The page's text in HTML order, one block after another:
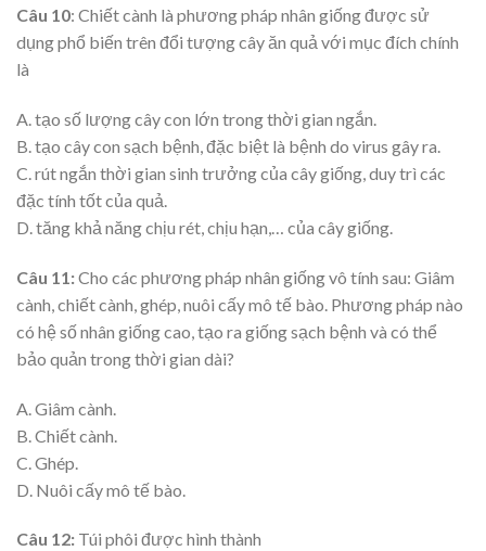
Câu 10: Chiết cành là phương pháp nhân giống được sử
dụng phổ biến trên đổi tượng cây ăn quả với mục đích chính
là
A. tạo số lượng cây con lớn trong thời gian ngắn.
B. tạo cây con sạch bệnh, đặc biệt là bệnh do virus gây ra.
C. rút ngắn thời gian sinh trưởng của cây giống, duy trì các
đặc tính tốt của quả.
D. tăng khả năng chịu rét, chịu hạn,… của cây giống.
Câu 11:Cho các phương pháp nhân giống vô tính sau: Giâm
cành, chiết cành, ghép, nuôi cấy mô tế bào. Phương pháp nào
có hệ số nhân giống cao, tạo ra giống sạch bệnh và có thể
bảo quản trong thời gian dài?
A. Giâm cành.
B. Chiết cành.
C. Ghép.
D. Nuôi cấy mô tế bào.
Câu 12: Túi phôi được hình thành